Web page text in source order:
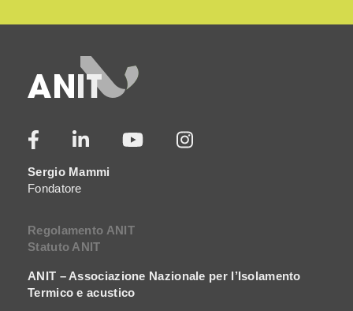
Sergio Mammi
Fondatore
Regolamento ANIT
Statuto ANIT
ANIT – Associazione Nazionale per l’Isolamento
Termico e acustico